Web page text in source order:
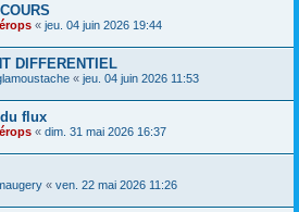
« jeu. 04 juin 2026 19:44
DIFFERENTIEL
« jeu. 04 juin 2026 11:53
flux
« dim. 31 mai 2026 16:37
« ven. 22 mai 2026 11:26